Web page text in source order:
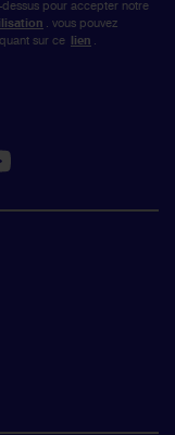
dessus pour accepter notre
. vous pouvez
sur ce lien .